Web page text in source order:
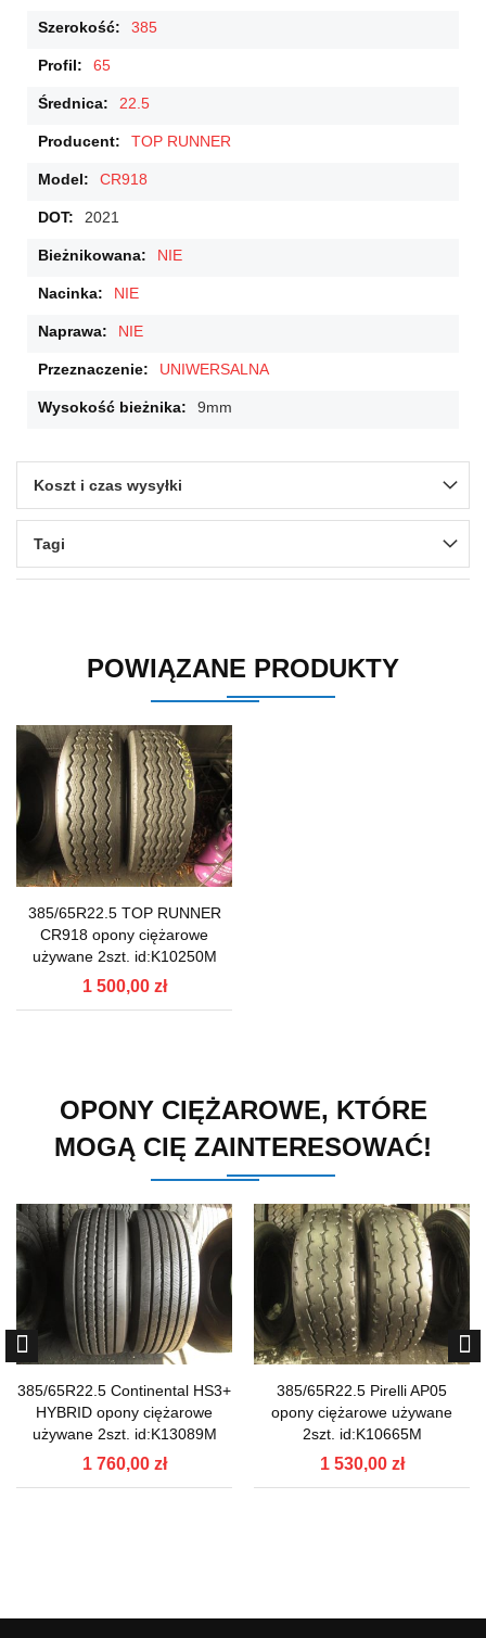
385
65
22.5
TOP RUNNER
CR918
2021
NIE
NIE
NIE
UNIWERSALNA
9mm
Koszt i czas wysyłki
Tagi
POWIĄZANE PRODUKTY
385/65R22.5 TOP RUNNER
CR918 opony ciężarowe
używane 2szt. id:K10250M
1 500,00 zł
OPONY CIĘŻAROWE, KTÓRE
MOGĄ CIĘ ZAINTERESOWAĆ!
385/65R22.5 Continental HS3+
HYBRID opony ciężarowe
używane 2szt. id:K13089M
1 760,00 zł
385/65R22.5 Pirelli AP05
opony ciężarowe używane
2szt. id:K10665M
1 530,00 zł